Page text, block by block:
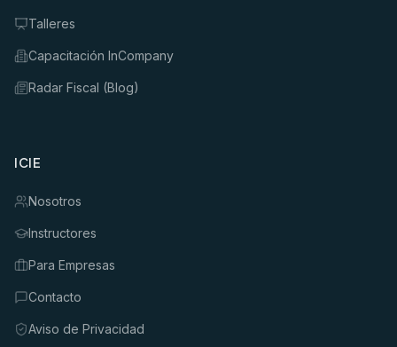
Talleres
Capacitación InCompany
Radar Fiscal (Blog)
ICIE
Nosotros
Instructores
Para Empresas
Contacto
Aviso de Privacidad